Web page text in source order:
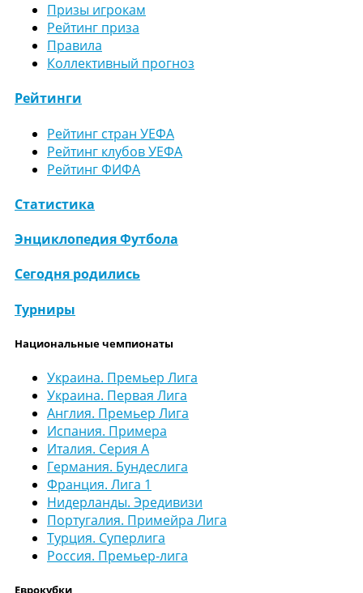
Призы игрокам
Рейтинг приза
Правила
Коллективный прогноз
Рейтинги
Рейтинг стран УЕФА
Рейтинг клубов УЕФА
Рейтинг ФИФА
Статистика
Энциклопедия Футбола
Сегодня родились
Турниры
Национальные чемпионаты
Украина. Премьер Лига
Украина. Первая Лига
Англия. Премьер Лига
Испания. Примера
Италия. Серия А
Германия. Бундеслига
Франция. Лига 1
Нидерланды. Эредивизи
Португалия. Примейра Лига
Турция. Суперлига
Россия. Премьер-лига
Еврокубки